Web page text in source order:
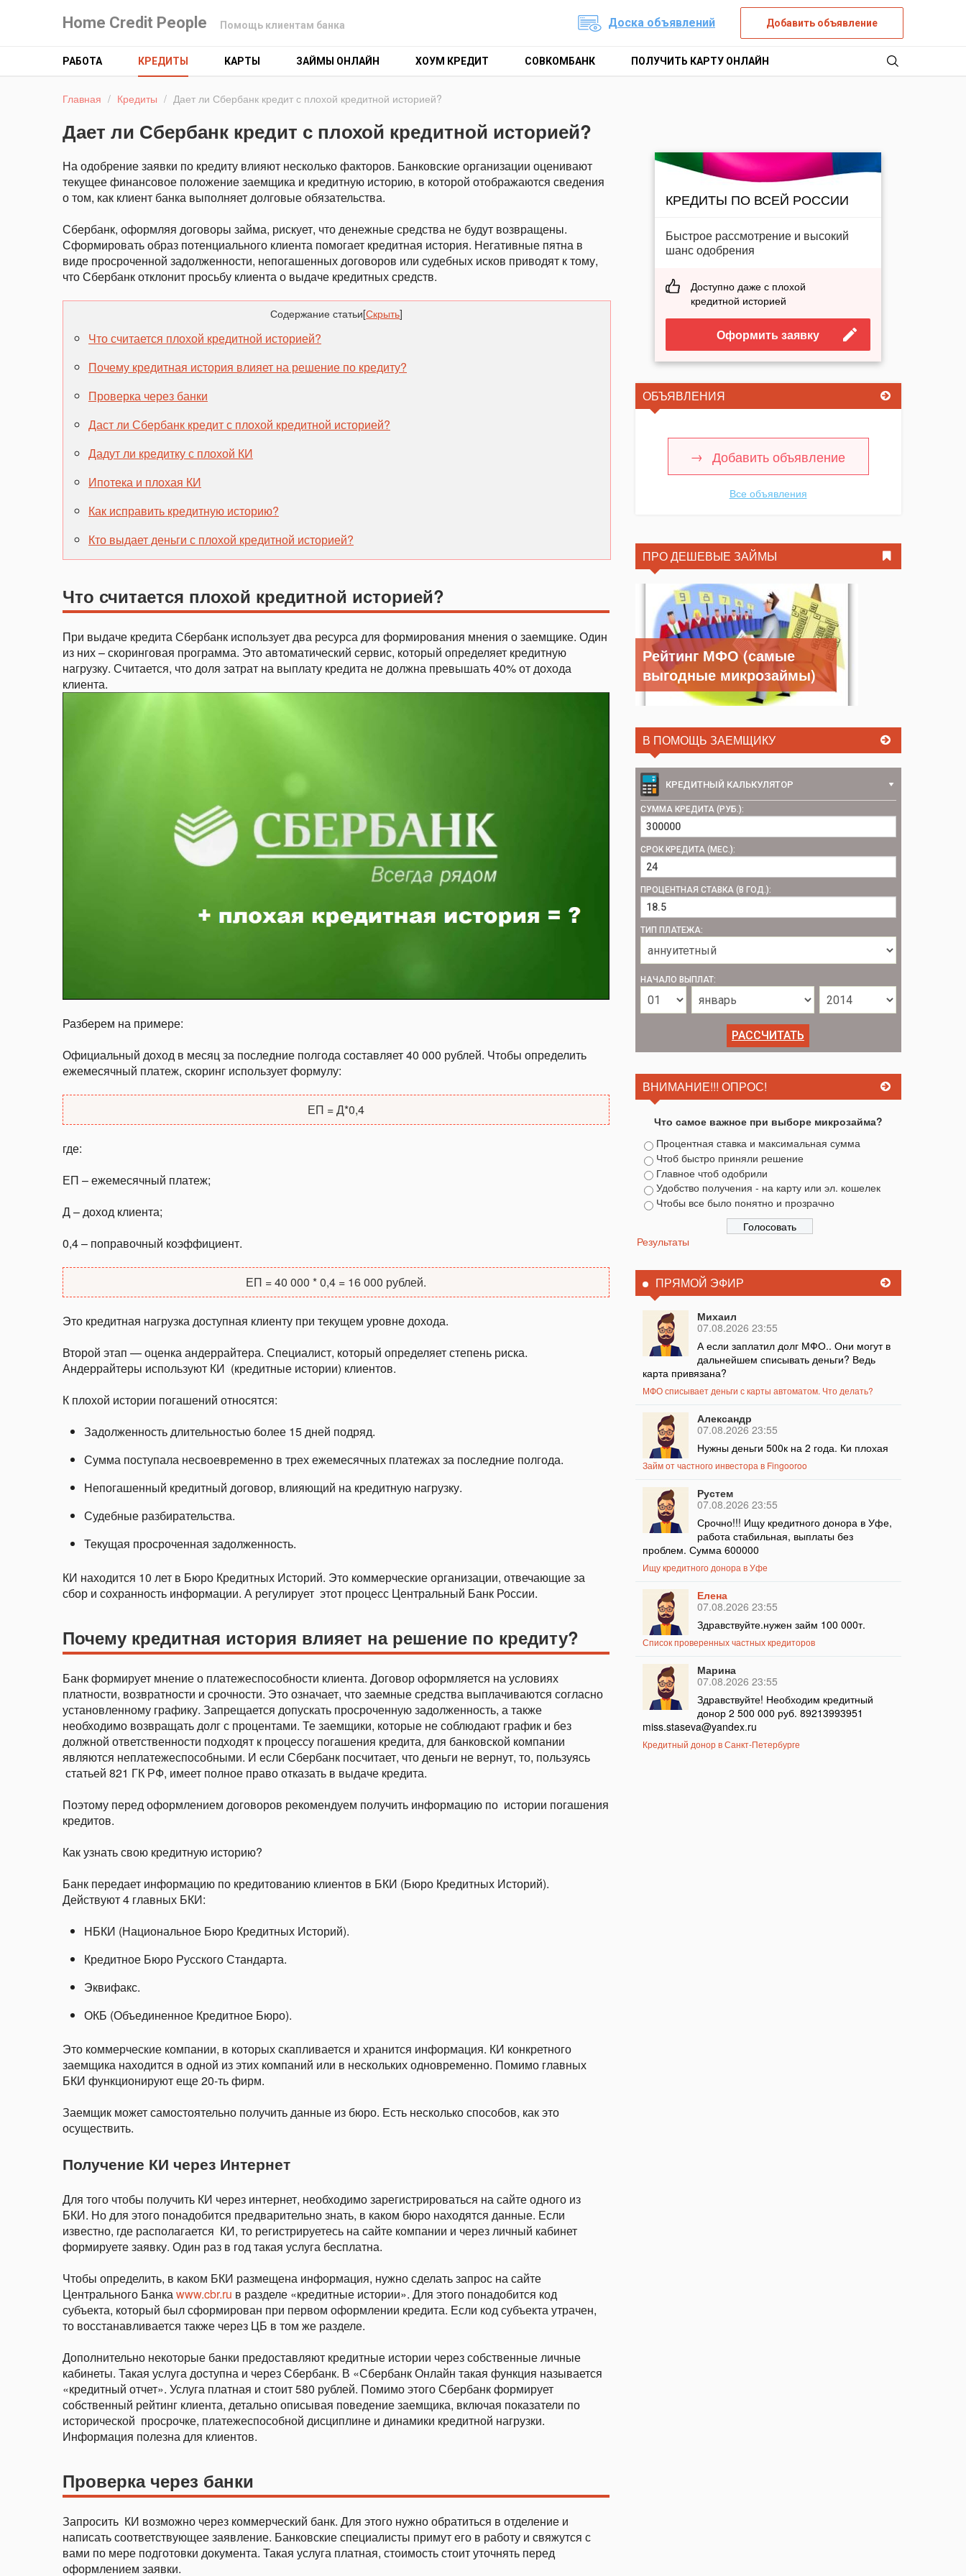
Home Credit People Помощь клиентам банка Доска объявлений Добавить объявление
РАБОТА КРЕДИТЫ КАРТЫ ЗАЙМЫ ОНЛАЙН ХОУМ КРЕДИТ СОВКОМБАНК ПОЛУЧИТЬ КАРТУ ОНЛАЙН
Главная / Кредиты / Дает ли Сбербанк кредит с плохой кредитной историей?
Дает ли Сбербанк кредит с плохой кредитной историей?
На одобрение заявки по кредиту влияют несколько факторов. Банковские организации оценивают
текущее финансовое положение заемщика и кредитную историю, в которой отображаются сведения
о том, как клиент банка выполняет долговые обязательства.
Сбербанк, оформляя договоры займа, рискует, что денежные средства не будут возвращены.
Сформировать образ потенциального клиента помогает кредитная история. Негативные пятна в
виде просроченной задолженности, непогашенных договоров или судебных исков приводят к тому,
что Сбербанк отклонит просьбу клиента о выдаче кредитных средств.
Содержание статьи[Скрыть]
Что считается плохой кредитной историей?
Почему кредитная история влияет на решение по кредиту?
Проверка через банки
Даст ли Сбербанк кредит с плохой кредитной историей?
Дадут ли кредитку с плохой КИ
Ипотека и плохая КИ
Как исправить кредитную историю?
Кто выдает деньги с плохой кредитной историей?
Что считается плохой кредитной историей?
При выдаче кредита Сбербанк использует два ресурса для формирования мнения о заемщике. Один
из них – скоринговая программа. Это автоматический сервис, который определяет кредитную
нагрузку. Считается, что доля затрат на выплату кредита не должна превышать 40% от дохода
клиента.
Разберем на примере:
Официальный доход в месяц за последние полгода составляет 40 000 рублей. Чтобы определить
ежемесячный платеж, скоринг использует формулу:
ЕП = Д*0,4
где:
ЕП – ежемесячный платеж;
Д – доход клиента;
0,4 – поправочный коэффициент.
ЕП = 40 000 * 0,4 = 16 000 рублей.
Это кредитная нагрузка доступная клиенту при текущем уровне дохода.
Второй этап — оценка андеррайтера. Специалист, который определяет степень риска.
Андеррайтеры используют КИ (кредитные истории) клиентов.
К плохой истории погашений относятся:
Задолженность длительностью более 15 дней подряд.
Сумма поступала несвоевременно в трех ежемесячных платежах за последние полгода.
Непогашенный кредитный договор, влияющий на кредитную нагрузку.
Судебные разбирательства.
Текущая просроченная задолженность.
КИ находится 10 лет в Бюро Кредитных Историй. Это коммерческие организации, отвечающие за
сбор и сохранность информации. А регулирует этот процесс Центральный Банк России.
Почему кредитная история влияет на решение по кредиту?
Банк формирует мнение о платежеспособности клиента. Договор оформляется на условиях
платности, возвратности и срочности. Это означает, что заемные средства выплачиваются согласно
установленному графику. Запрещается допускать просроченную задолженность, а также
необходимо возвращать долг с процентами. Те заемщики, которые не соблюдают график и без
должной ответственности подходят к процессу погашения кредита, для банковской компании
являются неплатежеспособными. И если Сбербанк посчитает, что деньги не вернут, то, пользуясь
статьей 821 ГК РФ, имеет полное право отказать в выдаче кредита.
Поэтому перед оформлением договоров рекомендуем получить информацию по истории погашения
кредитов.
Как узнать свою кредитную историю?
Банк передает информацию по кредитованию клиентов в БКИ (Бюро Кредитных Историй).
Действуют 4 главных БКИ:
НБКИ (Национальное Бюро Кредитных Историй).
Кредитное Бюро Русского Стандарта.
Эквифакс.
ОКБ (Объединенное Кредитное Бюро).
Это коммерческие компании, в которых скапливается и хранится информация. КИ конкретного
заемщика находится в одной из этих компаний или в нескольких одновременно. Помимо главных
БКИ функционируют еще 20-ть фирм.
Заемщик может самостоятельно получить данные из бюро. Есть несколько способов, как это
осуществить.
Получение КИ через Интернет
Для того чтобы получить КИ через интернет, необходимо зарегистрироваться на сайте одного из
БКИ. Но для этого понадобится предварительно знать, в каком бюро находятся данные. Если
известно, где располагается КИ, то регистрируетесь на сайте компании и через личный кабинет
формируете заявку. Один раз в год такая услуга бесплатна.
Чтобы определить, в каком БКИ размещена информация, нужно сделать запрос на сайте
Центрального Банкаwww.cbr.ru в разделе «кредитные истории». Для этого понадобится код
субъекта, который был сформирован при первом оформлении кредита. Если код субъекта утрачен,
то восстанавливается также через ЦБ в том же разделе.
Дополнительно некоторые банки предоставляют кредитные истории через собственные личные
кабинеты. Такая услуга доступна и через Сбербанк. В «Сбербанк Онлайн такая функция называется
«кредитный отчет». Услуга платная и стоит 580 рублей. Помимо этого Сбербанк формирует
собственный рейтинг клиента, детально описывая поведение заемщика, включая показатели по
исторической просрочке, платежеспособной дисциплине и динамики кредитной нагрузки.
Информация полезна для клиентов.
Проверка через банки
Запросить КИ возможно через коммерческий банк. Для этого нужно обратиться в отделение и
написать соответствующее заявление. Банковские специалисты примут его в работу и свяжутся с
вами по мере подготовки документа. Такая услуга платная, стоимость стоит уточнять перед
оформлением заявки.
КРЕДИТЫ ПО ВСЕЙ РОССИИ
Быстрое рассмотрение и высокий
шанс одобрения
Доступно даже с плохой
кредитной историей
Оформить заявку
ОБЪЯВЛЕНИЯ
Добавить объявление
Все объявления
ПРО ДЕШЕВЫЕ ЗАЙМЫ
Рейтинг МФО (самые
выгодные микрозаймы)
В ПОМОЩЬ ЗАЕМЩИКУ
КРЕДИТНЫЙ КАЛЬКУЛЯТОР
СУММА КРЕДИТА (РУБ.):
СРОК КРЕДИТА (МЕС.):
ПРОЦЕНТНАЯ СТАВКА (В ГОД.):
ТИП ПЛАТЕЖА:
НАЧАЛО ВЫПЛАТ:
ВНИМАНИЕ!!! ОПРОС!
Что самое важное при выборе микрозайма?
Процентная ставка и максимальная сумма
Чтоб быстро приняли решение
Главное чтоб одобрили
Удобство получения - на карту или эл. кошелек
Чтобы все было понятно и прозрачно
Результаты
ПРЯМОЙ ЭФИР
Михаил
07.08.2026 23:55
А если заплатил долг МФО.. Они могут в
дальнейшем списывать деньги? Ведь
карта привязана?
МФО списывает деньги с карты автоматом. Что делать?
Александр
07.08.2026 23:55
Нужны деньги 500к на 2 года. Ки плохая
Займ от частного инвестора в Fingooroo
Рустем
07.08.2026 23:55
Срочно!!! Ищу кредитного донора в Уфе,
работа стабильная, выплаты без
проблем. Сумма 600000
Ищу кредитного донора в Уфе
Елена
07.08.2026 23:55
Здравствуйте.нужен займ 100 000т.
Список проверенных частных кредиторов
Марина
07.08.2026 23:55
Здравствуйте! Необходим кредитный
донор 2 500 000 руб. 89213993951
miss.staseva@yandex.ru
Кредитный донор в Санкт-Петербурге